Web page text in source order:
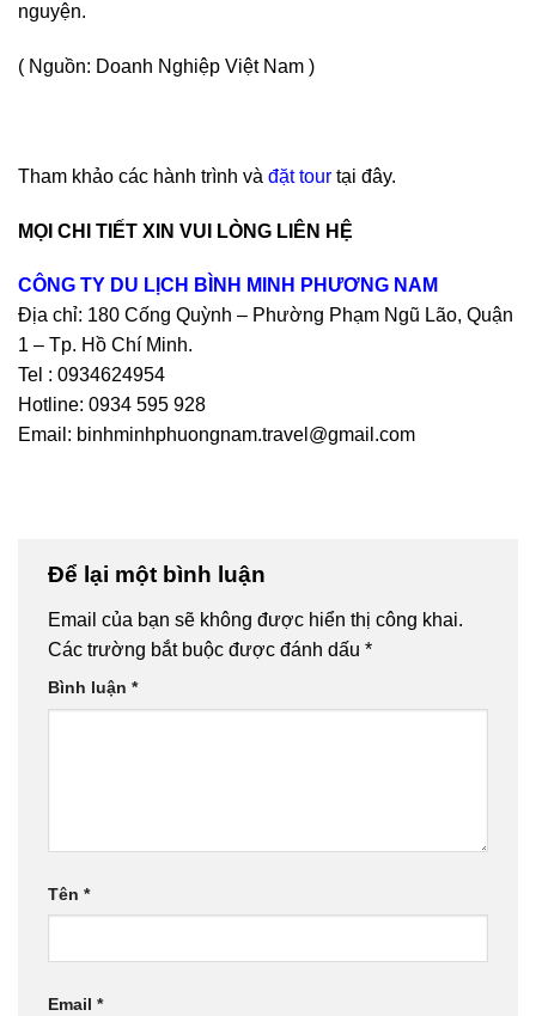
nguyện.
( Nguồn: Doanh Nghiệp Việt Nam )
Tham khảo các hành trình và đặt tour tại đây.
MỌI CHI TIẾT XIN VUI LÒNG LIÊN HỆ
CÔNG TY DU LỊCH BÌNH MINH PHƯƠNG NAM
Địa chỉ: 180 Cống Quỳnh – Phường Phạm Ngũ Lão, Quận
1 – Tp. Hồ Chí Minh.
Tel : 0934624954
Hotline: 0934 595 928
Email: binhminhphuongnam.travel@gmail.com
Để lại một bình luận
Email của bạn sẽ không được hiển thị công khai.
Các trường bắt buộc được đánh dấu *
Bình luận *
Tên *
Email *